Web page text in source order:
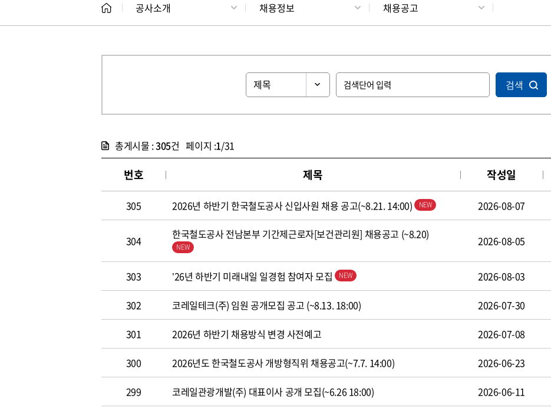
공사소개 채용정보 채용공고
검색
총게시물 :305건 페이지 :1/31
번호 제목 작성일
305 2026년 하반기 한국철도공사 신입사원 채용 공고(~8.21. 14:00) 2026-08-07
304 한국철도공사 전남본부 기간제근로자[보건관리원] 채용공고 (~8.20) 2026-08-05
303 ’26년 하반기 미래내일 일경험 참여자 모집 2026-08-03
302 코레일테크(주) 임원 공개모집 공고 (~8.13. 18:00) 2026-07-30
301 2026년 하반기 채용방식 변경 사전예고 2026-07-08
300 2026년도 한국철도공사 개방형직위 채용공고(~7.7. 14:00) 2026-06-23
299 코레일관광개발(주) 대표이사 공개 모집(~6.26 18:00) 2026-06-11